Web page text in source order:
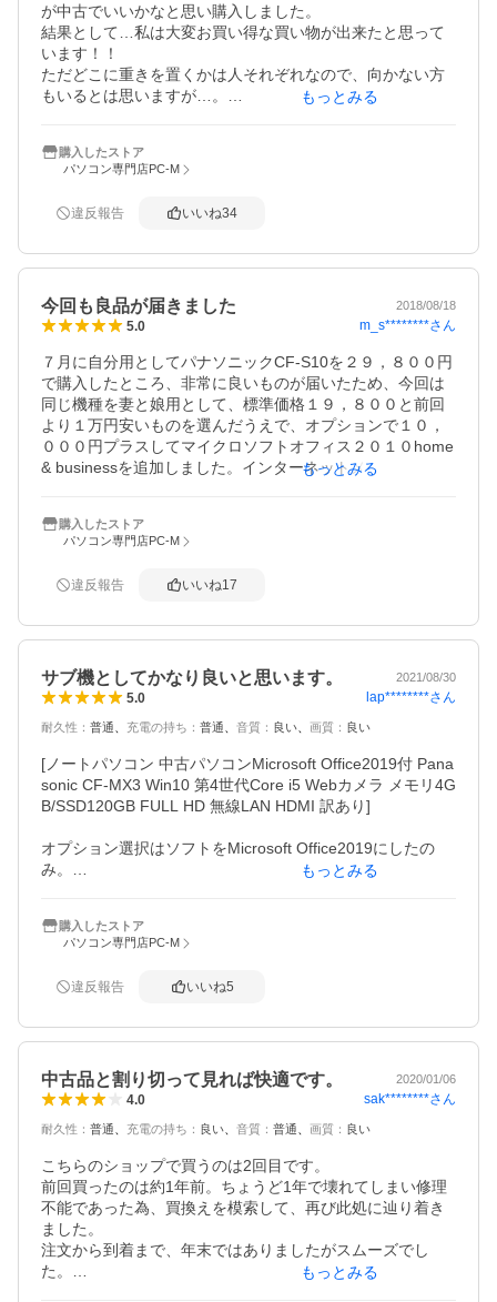
が中古でいいかなと思い購入しました。
結果として…私は大変お買い得な買い物が出来たと思って
います！！
ただどこに重きを置くかは人それぞれなので、向かない方
もいるとは思いますが…。
薄くて軽くてピッカピカの最新モデルが良いと言う方にも
向きません。厚くて重くて使用感のある、(私の所には)8年
まずそう言ったPCが欲しい場合は、中古ではない方がいい
8G・HDD500・Corei3なので、サクサク具合や処理スピー
たら良いかと思います。
でもアダプター繋いでれば無限に使えます。マイクロオフ
無線マウスが同封されていたのも、私にはありがたかった
ですね。
割引入って約16000円、PayPayのポイント還元が2500円分
付いたので…とにかく激安ですね。
ちょっと使いたい程度のPCがこの値段で買えるなら、もう
お買い得としか言いようがないですね〜。
もっとみる
購入したストア
パソコン専門店PC-M
違反報告 いいね34
今回も良品が届きました 2018/08/18
5.0 m_s********さん
７月に自分用としてパナソニックCF-S10を２９，８００円
で購入したところ、非常に良いものが届いたため、今回は
同じ機種を妻と娘用として、標準価格１９，８００と前回
より１万円安いものを選んだうえで、オプションで１０，
０００円プラスしてマイクロソフトオフィス２０１０home
& businessを追加しました。インターネットメールでアウ
かったです。逆に、キーボードは前回のものよりテカリが
目立ちましたが、印刷文字の剥がれなどはなく良好でし
がやや黄ばんだ感じでしたが、比べてみないと気付かない
ル対応済みのシールが貼られていました。MSオフィスは既
サーバーに接続できずに悩みましたが、ネット検索で答え
が見つかりほどなく解決しました。動作についても問題な
くサクサク動きます。妻も娘も気に入っており、今回もと
もっとみる
購入したストア
パソコン専門店PC-M
違反報告 いいね17
サブ機としてかなり良いと思います。 2021/08/30
5.0 lap********さん
耐久性 ： 普通 充電の持ち ： 普通 音質 ： 良い 画質 ： 良い
[ノートパソコン 中古パソコンMicrosoft Office2019付 Pana
sonic CF-MX3 Win10 第4世代Core i5 Webカメラ メモリ4G
B/SSD120GB FULL HD 無線LAN HDMI 訳あり]
オプション選択はソフトをMicrosoft Office2019にしたの
み。
今回の購入はMicrosoft Office2019付きということと12型の
ノートPCを使いたかったのが動機です。
・中古品なので細かい傷やシールが貼ってあった跡があり
・Microsoft Office2019も使えてます。届いたら自宅のWiFi
・エクセル使う人はオプションで外付けテンキーつけるか
別に購入するかがいいと思います。
・動画等を多く保存したい方はご自身で外付けSSD、マウ
・サブ機としてすごく良いです。PCでなにをするかにもよ
りますがメインで使うならメモリは8GB以上あった方が良
いと思います。
もっとみる
購入したストア
パソコン専門店PC-M
違反報告 いいね5
中古品と割り切って見れば快適です。 2020/01/06
4.0 sak********さん
耐久性 ： 普通 充電の持ち ： 良い 音質 ： 普通 画質 ： 良い
こちらのショップで買うのは2回目です。
前回買ったのは約1年前。ちょうど1年で壊れてしまい修理
不能であった為、買換えを模索して、再び此処に辿り着き
ました。
注文から到着まで、年末ではありましたがスムーズでし
た。
もっとみる